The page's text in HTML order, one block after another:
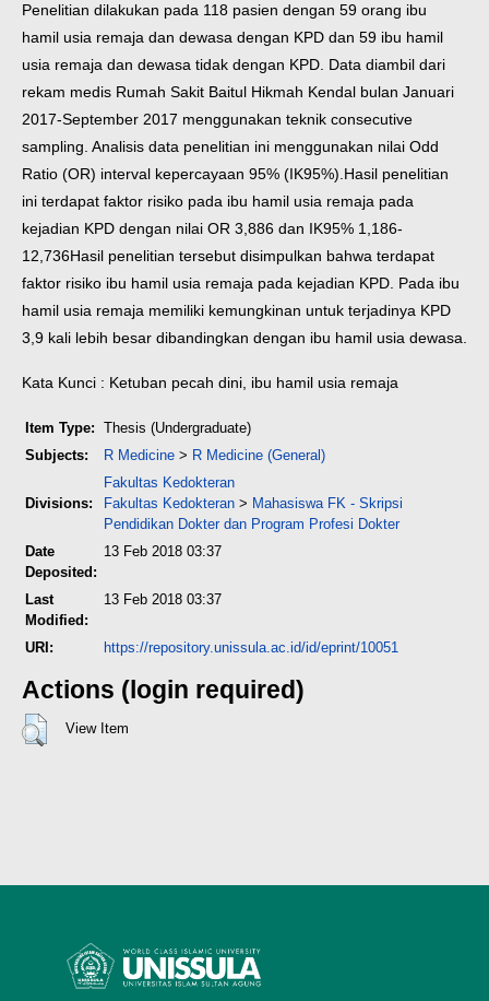
Penelitian dilakukan pada 118 pasien dengan 59 orang ibu
hamil usia remaja dan dewasa dengan KPD dan 59 ibu hamil
usia remaja dan dewasa tidak dengan KPD. Data diambil dari
rekam medis Rumah Sakit Baitul Hikmah Kendal bulan Januari
2017-September 2017 menggunakan teknik consecutive
sampling. Analisis data penelitian ini menggunakan nilai Odd
Ratio (OR) interval kepercayaan 95% (IK95%). Hasil penelitian
ini terdapat faktor risiko pada ibu hamil usia remaja pada
kejadian KPD dengan nilai OR 3,886 dan IK95% 1,186-
12,736Hasil penelitian tersebut disimpulkan bahwa terdapat
faktor risiko ibu hamil usia remaja pada kejadian KPD. Pada ibu
hamil usia remaja memiliki kemungkinan untuk terjadinya KPD
3,9 kali lebih besar dibandingkan dengan ibu hamil usia dewasa.
Kata Kunci : Ketuban pecah dini, ibu hamil usia remaja
Item Type: Thesis (Undergraduate)
Subjects:
R Medicine > R Medicine (General)
Divisions:
Fakultas Kedokteran
Fakultas Kedokteran > Mahasiswa FK - Skripsi
Pendidikan Dokter dan Program Profesi Dokter
Date
Deposited:
13 Feb 2018 03:37
Last
Modified:
13 Feb 2018 03:37
URI: https://repository.unissula.ac.id/id/eprint/10051
Actions (login required)
View Item